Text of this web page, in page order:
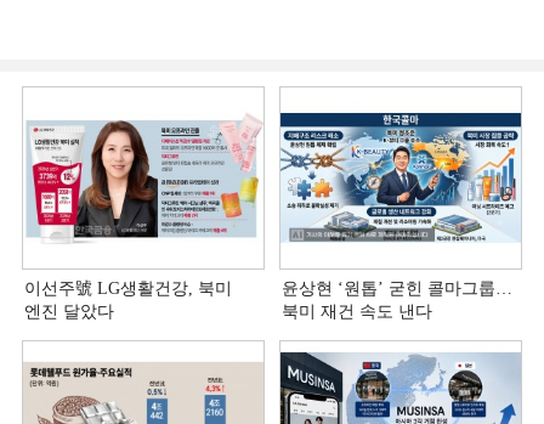
이선주號 LG생활건강, 북미
엔진 달았다
윤상현 ‘원톱ʼ 굳힌 콜마그룹…
북미 재건 속도 낸다